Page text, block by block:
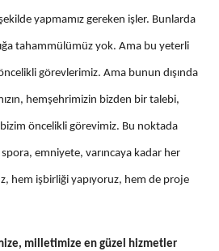
yapmamız gereken işler. Bunlarda
tahammülümüz yok. Ama bu yeterli
görevlerimiz. Ama bunun dışında
hemşehrimizin bizden bir talebi,
öncelikli görevimiz. Bu noktada
emniyete, varıncaya kadar her
hem işbirliği yapıyoruz, hem de proje
milletimize en güzel hizmetler